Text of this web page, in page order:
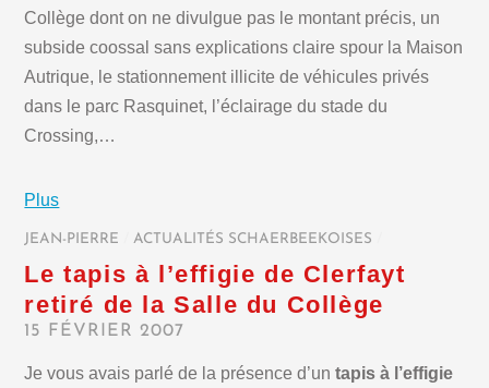
Collège dont on ne divulgue pas le montant précis, un
subside coossal sans explications claire spour la Maison
Autrique, le stationnement illicite de véhicules privés
dans le parc Rasquinet, l’éclairage du stade du
Crossing,…
Plus
JEAN-PIERRE ACTUALITÉS SCHAERBEEKOISES
Le tapis à l’effigie de Clerfayt
retiré de la Salle du Collège
15 FÉVRIER 2007
Je vous avais parlé de la présence d’untapis à l’effigie